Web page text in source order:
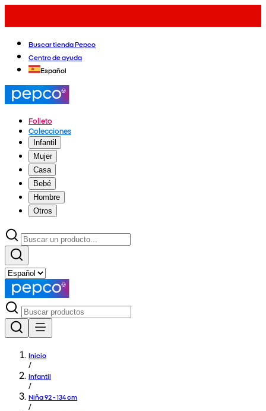
Buscar tienda Pepco
Centro de ayuda
Español
Folleto
Colecciones
Infantil
Mujer
Casa
Bebé
Hombre
Otros
Inicio
/
Infantil
/
Niña 92 - 134 cm
/